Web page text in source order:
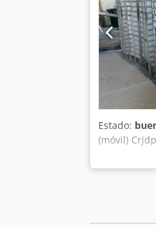
Estado:
(móvil)